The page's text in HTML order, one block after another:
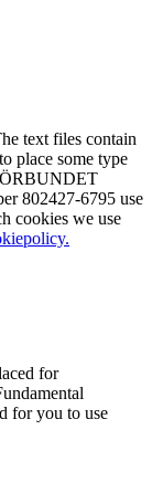
text files contain
place some type
802427-6795 use
cookies we use
for
for you to use